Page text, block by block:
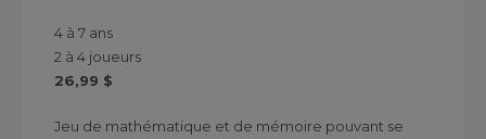
4 à 7 ans
2 à 4 joueurs
26,99 $
Jeu de mathématique et de mémoire pouvant se